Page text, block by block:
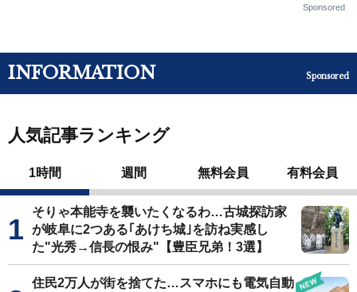
Sponsored
INFORMATION Sponsored
人気記事ランキング
1時間 週間 無料会員 有料会員
そりゃ本能寺を襲いたくなるわ…古城探訪家
が岐阜に2つある｢あけち城｣を訪ね実感し
た"光秀→信長の恨み"【豊臣兄弟！3選】
住民2万人が街を捨てた…スマホにも電気自動